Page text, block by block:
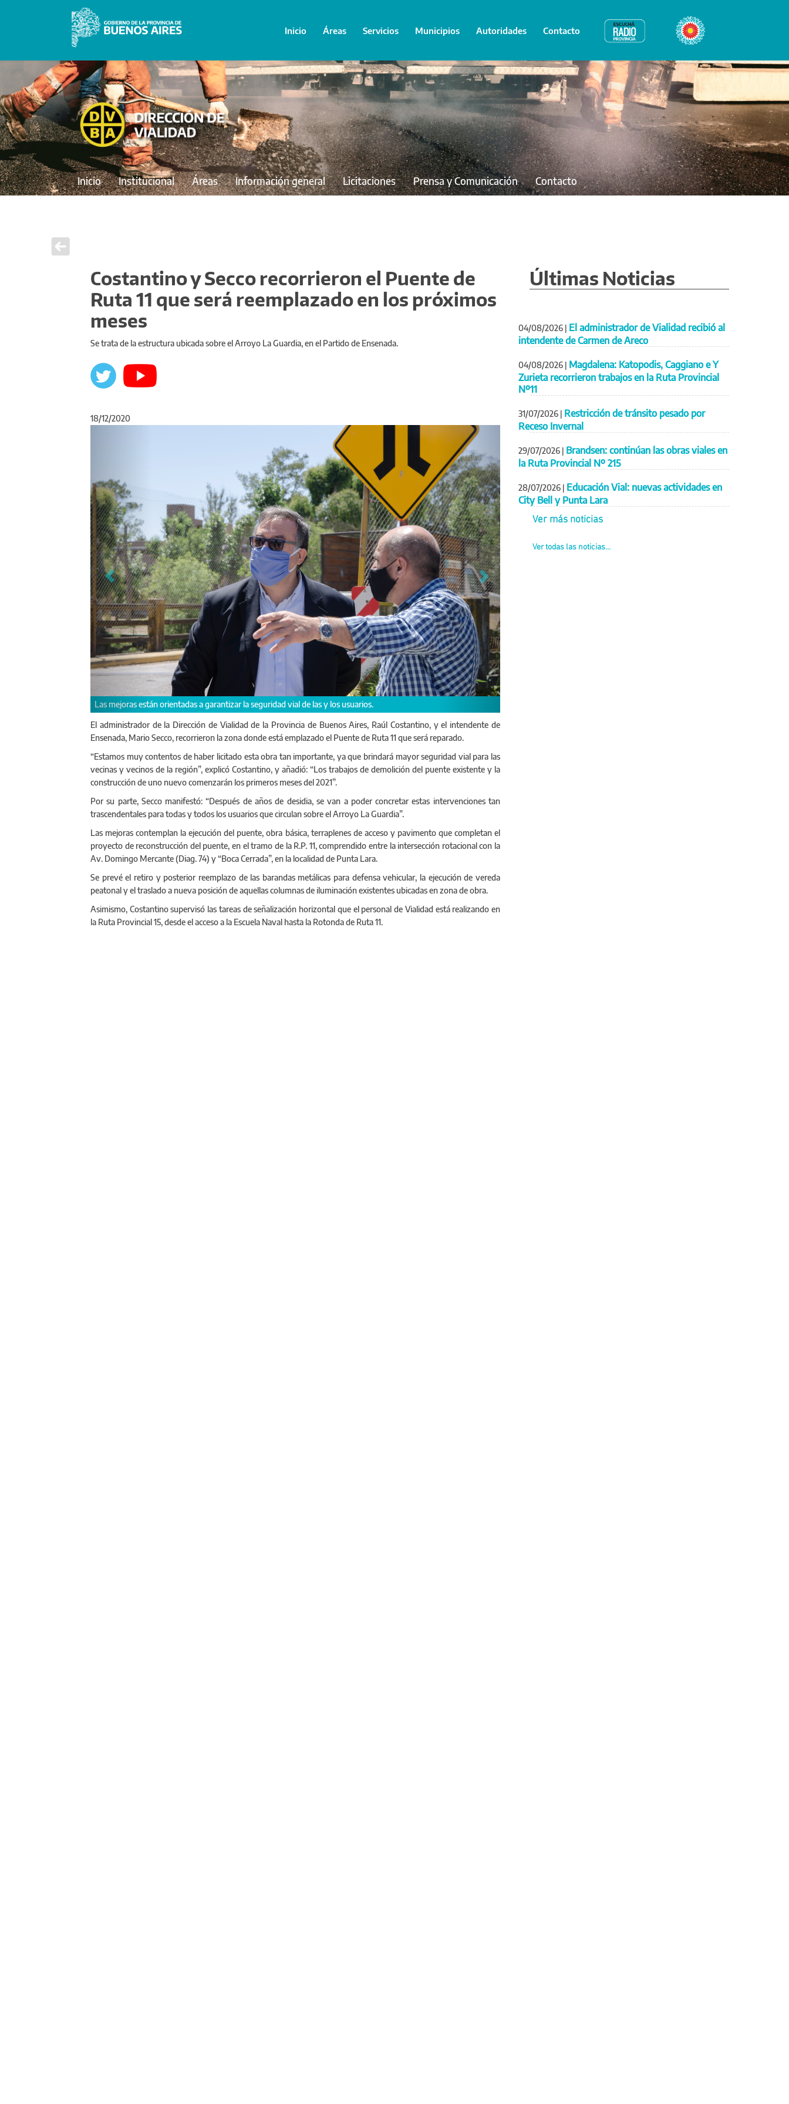
Inicio Áreas Servicios Municipios Autoridades Contacto Radio Provincia Bicentenario
Inicio Institucional Áreas Información general Licitaciones Prensa y Comunicación Contacto
Costantino y Secco recorrieron el Puente de
Ruta 11 que será reemplazado en los próximos
meses
Se trata de la estructura ubicada sobre el Arroyo La Guardia, en el Partido de Ensenada.
18/12/2020
Las mejoras están orientadas a garantizar la seguridad vial de las y los usuarios.
Siguiente
El administrador de la Dirección de Vialidad de la Provincia de Buenos Aires, Raúl Costantino, y el intendente de
Ensenada, Mario Secco, recorrieron la zona donde está emplazado el Puente de Ruta 11 que será reparado.
“Estamos muy contentos de haber licitado esta obra tan importante, ya que brindará mayor seguridad vial para las
vecinas y vecinos de la región”, explicó Costantino, y añadió: “Los trabajos de demolición del puente existente y la
construcción de uno nuevo comenzarán los primeros meses del 2021”.
Por su parte, Secco manifestó: “Después de años de desidia, se van a poder concretar estas intervenciones tan
trascendentales para todas y todos los usuarios que circulan sobre el Arroyo La Guardia”.
Las mejoras contemplan la ejecución del puente, obra básica, terraplenes de acceso y pavimento que completan el
proyecto de reconstrucción del puente, en el tramo de la R.P. 11, comprendido entre la intersección rotacional con la
Av. Domingo Mercante (Diag. 74) y “Boca Cerrada”, en la localidad de Punta Lara.
Se prevé el retiro y posterior reemplazo de las barandas metálicas para defensa vehicular, la ejecución de vereda
peatonal y el traslado a nueva posición de aquellas columnas de iluminación existentes ubicadas en zona de obra.
Asimismo, Costantino supervisó las tareas de señalización horizontal que el personal de Vialidad está realizando en
la Ruta Provincial 15, desde el acceso a la Escuela Naval hasta la Rotonda de Ruta 11.
Últimas Noticias
04/08/2026 | El administrador de Vialidad recibió al
intendente de Carmen de Areco
04/08/2026 | Magdalena: Katopodis, Caggiano e Y
Zurieta recorrieron trabajos en la Ruta Provincial
Nº11
31/07/2026 | Restricción de tránsito pesado por
Receso Invernal
29/07/2026 | Brandsen: continúan las obras viales en
la Ruta Provincial Nº 215
28/07/2026 | Educación Vial: nuevas actividades en
City Bell y Punta Lara
Ver más noticias
Ver todas las noticias...